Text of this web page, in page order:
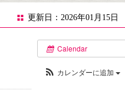
更新日：2026年01月15日
Calendar
カレンダーに追加